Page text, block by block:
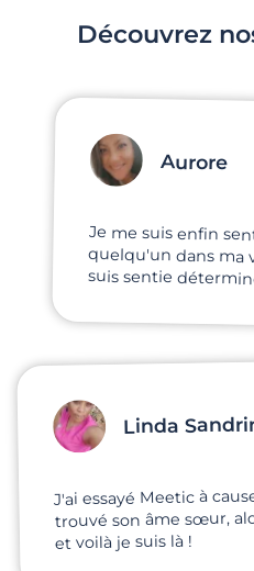
Découvrez
Aurore
Je me suis enfin
quelqu'un dans ma vie
suis sentie
Linda
J'ai essayé Meetic à
trouvé son âme sœur,
et voilà je suis là !